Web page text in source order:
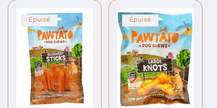
Épuisé Épuisé